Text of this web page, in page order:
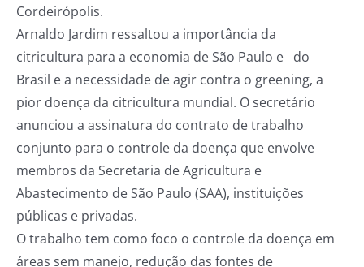
Cordeirópolis.
Arnaldo Jardim ressaltou a importância da
citricultura para a economia de São Paulo e do
Brasil e a necessidade de agir contra o greening, a
pior doença da citricultura mundial. O secretário
anunciou a assinatura do contrato de trabalho
conjunto para o controle da doença que envolve
membros da Secretaria de Agricultura e
Abastecimento de São Paulo (SAA), instituições
públicas e privadas.
O trabalho tem como foco o controle da doença em
áreas sem manejo, redução das fontes de